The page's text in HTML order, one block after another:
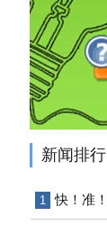
新闻排行
1 快！准